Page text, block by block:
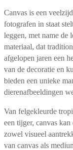
Canvas is een
fotografen in staat
leggen, met name de
materiaal, dat
afgelopen jaren een
van de decoratie en
bieden een unieke
dierenafbeeldingen
Van felgekleurde
een tijger, canvas
zowel visueel
van canvas als